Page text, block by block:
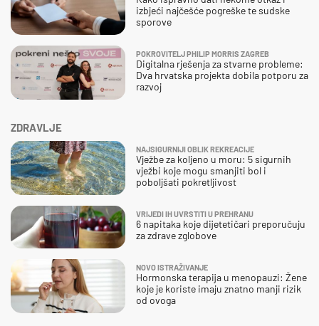
ZDRAVLJE
NAJSIGURNIJI OBLIK REKREACIJE
Vježbe za koljeno u moru: 5 sigurnih
vježbi koje mogu smanjiti bol i
poboljšati pokretljivost
VRIJEDI IH UVRSTITI U PREHRANU
6 napitaka koje dijetetičari preporučuju
za zdrave zglobove
NOVO ISTRAŽIVANJE
Hormonska terapija u menopauzi: Žene
koje je koriste imaju znatno manji rizik
od ovoga
izbjeći najčešće pogreške te sudske
sporove
POKROVITELJ PHILIP MORRIS ZAGREB
Digitalna rješenja za stvarne probleme:
Dva hrvatska projekta dobila potporu za
razvoj